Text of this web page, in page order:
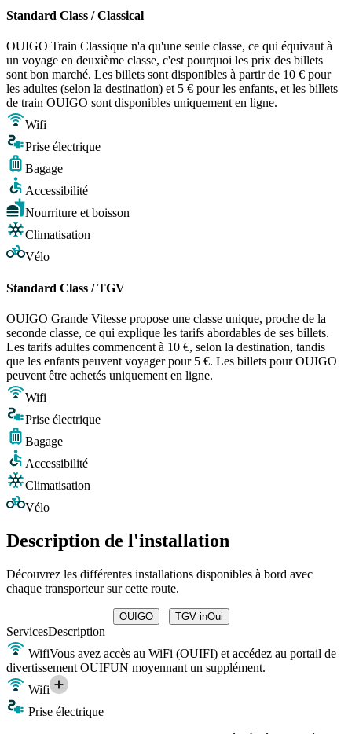
Standard Class / Classical
OUIGO Train Classique n'a qu'une seule classe, ce qui équivaut à
un voyage en deuxième classe, c'est pourquoi les prix des billets
sont bon marché. Les billets sont disponibles à partir de 10 € pour
les adultes (selon la destination) et 5 € pour les enfants, et les billets
de train OUIGO sont disponibles uniquement en ligne.
Wifi
Prise électrique
Bagage
Accessibilité
Nourriture et boisson
Climatisation
Vélo
Standard Class / TGV
OUIGO Grande Vitesse propose une classe unique, proche de la
seconde classe, ce qui explique les tarifs abordables de ses billets.
Les tarifs adultes commencent à 10 €, selon la destination, tandis
que les enfants peuvent voyager pour 5 €. Les billets pour OUIGO
peuvent être achetés uniquement en ligne.
Wifi
Prise électrique
Bagage
Accessibilité
Climatisation
Vélo
Description de l'installation
Découvrez les différentes installations disponibles à bord avec
chaque transporteur sur cette route.
OUIGO TGV inOui
ServicesDescription
WifiVous avez accès au WiFi (OUIFI) et accédez au portail de
divertissement OUIFUN moyennant un supplément.
Wifi
Prise électrique